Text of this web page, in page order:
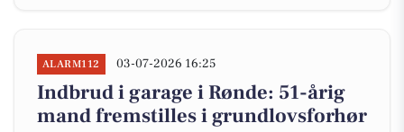
ALARM112 03-07-2026 16:25
Indbrud i garage i Rønde: 51-årig
mand fremstilles i grundlovsforhør